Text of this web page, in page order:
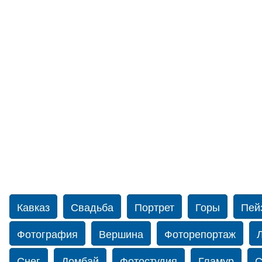
Кавказ Свадьба Портрет Горы
Фотография
Вершина Фоторепортаж